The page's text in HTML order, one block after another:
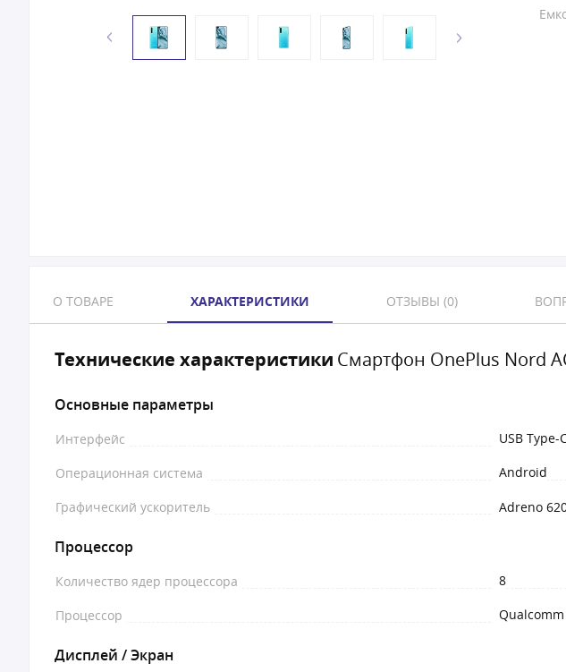
О ТОВАРЕ ХАРАКТЕРИСТИКИ ОТЗЫВЫ (0)
Технические характеристики Смартфон OnePlus Nord
Основные параметры
Интерфейс USB Type-
Операционная система Android
Графический ускоритель Adreno
Процессор
Количество ядер процессора 8
Процессор
Дисплей / Экран